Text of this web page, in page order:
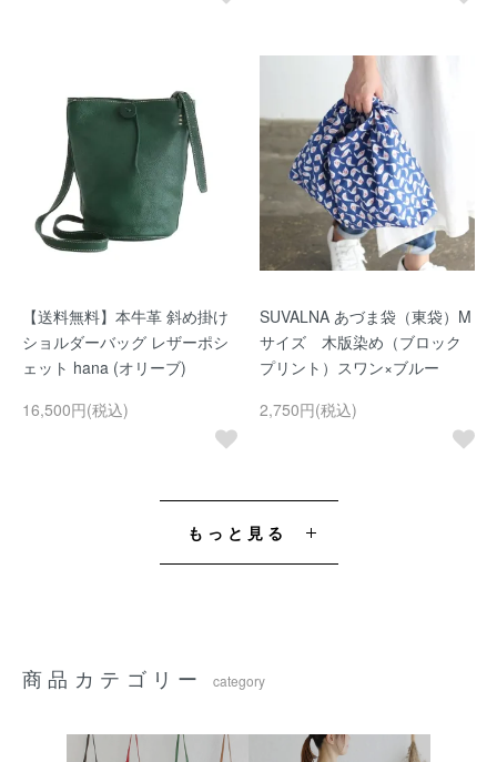
【送料無料】本牛革 斜め掛け
ショルダーバッグ レザーポシ
ェット hana (オリーブ)
16,500円(税込)
SUVALNA あづま袋（東袋）M
サイズ 木版染め（ブロック
プリント）スワン×ブルー
2,750円(税込)
もっと見る
商品カテゴリー category